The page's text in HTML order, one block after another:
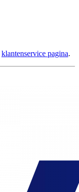
klantenservice pagina.